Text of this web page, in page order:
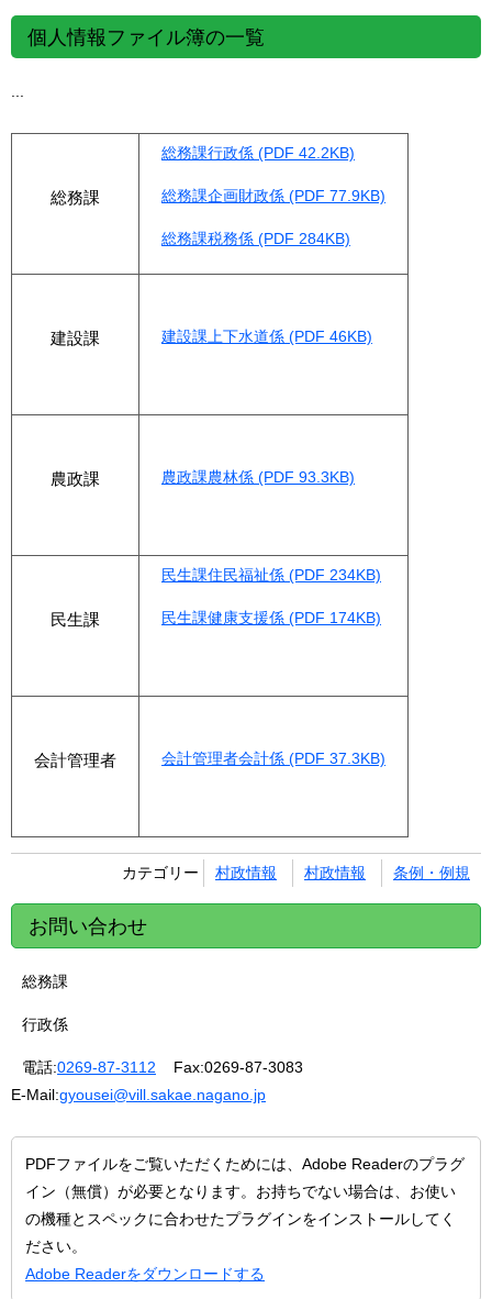
個人情報ファイル簿の一覧
総務課
総務課行政係 (PDF 42.2KB)
総務課企画財政係 (PDF 77.9KB)
総務課税務係 (PDF 284KB)
建設課 建設課上下水道係 (PDF 46KB)
農政課 農政課農林係 (PDF 93.3KB)
民生課
民生課住民福祉係 (PDF 234KB)
民生課健康支援係 (PDF 174KB)
会計管理者 会計管理者会計係 (PDF 37.3KB)
カテゴリー 村政情報 村政情報 条例・例規
お問い合わせ
総務課
行政係
電話:0269-87-3112 Fax:0269-87-3083
E-Mail:gyousei@vill.sakae.nagano.jp
PDFファイルをご覧いただくためには、Adobe Readerのプラグ
イン（無償）が必要となります。お持ちでない場合は、お使い
の機種とスペックに合わせたプラグインをインストールしてく
ださい。
Adobe Readerをダウンロードする